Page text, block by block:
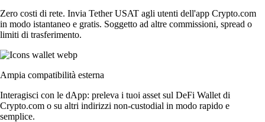
Zero costi di rete. Invia Tether USAT agli utenti dell'app Crypto.com
in modo istantaneo e gratis. Soggetto ad altre commissioni, spread o
limiti di trasferimento.
Ampia compatibilità esterna
Interagisci con le dApp: preleva i tuoi asset sul DeFi Wallet di
Crypto.com o su altri indirizzi non-custodial in modo rapido e
semplice.